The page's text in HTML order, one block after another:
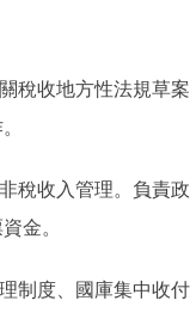
收地方性法規草案
收入管理。負責政
金。
度、國庫集中收付